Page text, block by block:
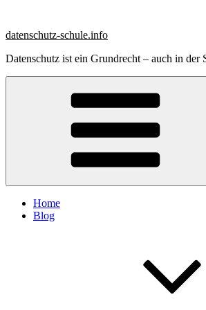
springen
datenschutz-schule.info
Datenschutz ist ein Grundrecht – auch in der
Home
Blog